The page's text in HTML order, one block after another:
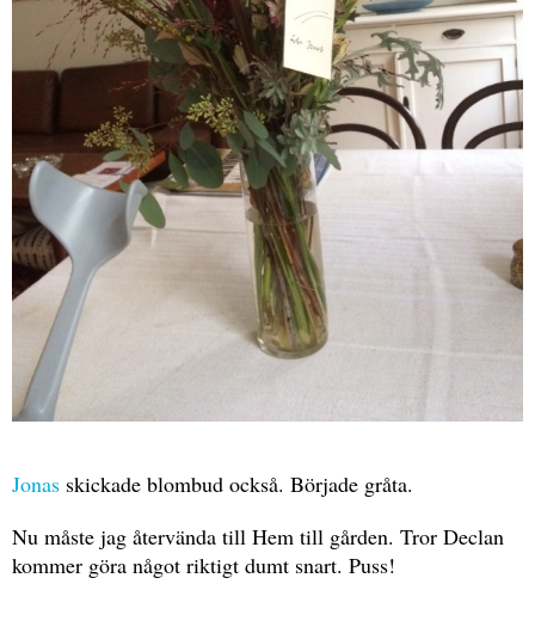
Jonas skickade blombud också. Började gråta.
Nu måste jag återvända till Hem till gården. Tror Declan
kommer göra något riktigt dumt snart. Puss!